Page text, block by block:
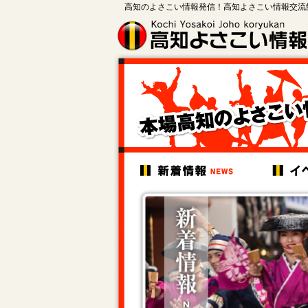
高知のよさこい情報発信！高知よさこい情報交流